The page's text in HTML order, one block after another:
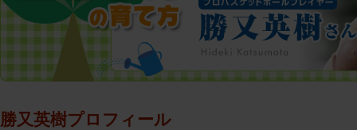
勝又英樹プロフィール